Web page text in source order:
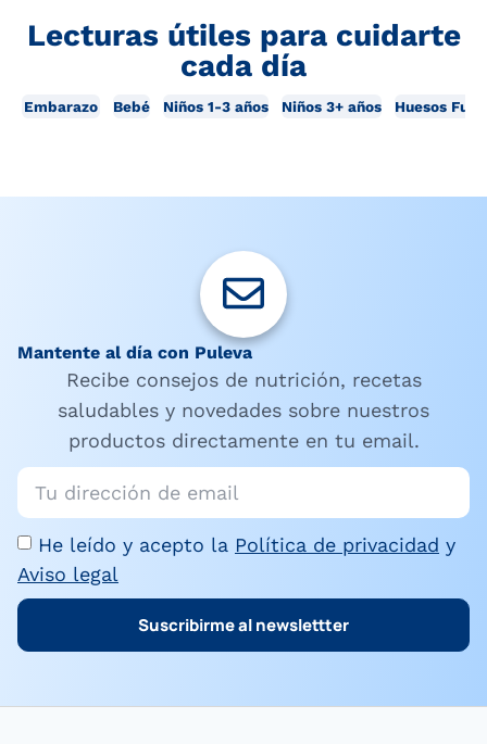
Lecturas útiles para cuidarte
cada día
Embarazo Bebé Niños 1-3 años Niños 3+ años Huesos
Mantente al día con Puleva
Recibe consejos de nutrición, recetas
saludables y novedades sobre nuestros
productos directamente en tu email.
He leído y acepto la Política de privacidad y
Aviso legal
Suscribirme al newslettter